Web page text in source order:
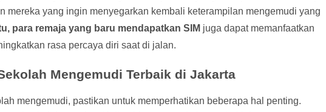
mereka yang ingin menyegarkan kembali keterampilan mengemudi yang
para remaja yang baru mendapatkan SIM juga dapat memanfaatkan
rasa percaya diri saat di jalan.
Mengemudi Terbaik di Jakarta
mengemudi, pastikan untuk memperhatikan beberapa hal penting.